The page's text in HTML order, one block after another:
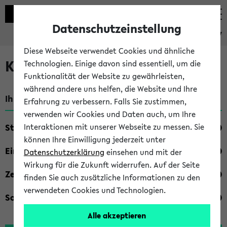
eKVV
Kombisuche im eKVV
Ihre Suchkriterien:
Studienfach
Einrichtung
Zeiten
Sonstiges
Datenschutzeinstellung
Diese Webseite verwendet Cookies und ähnliche
Technologien. Einige davon sind essentiell, um die
Funktionalität der Website zu gewährleisten,
während andere uns helfen, die Website und Ihre
Erfahrung zu verbessern. Falls Sie zustimmen,
verwenden wir Cookies und Daten auch, um Ihre
Interaktionen mit unserer Webseite zu messen. Sie
können Ihre Einwilligung jederzeit unter
Datenschutzerklärung einsehen und mit der
Wirkung für die Zukunft widerrufen. Auf der Seite
finden Sie auch zusätzliche Informationen zu den
verwendeten Cookies und Technologien.
Alle akzeptieren